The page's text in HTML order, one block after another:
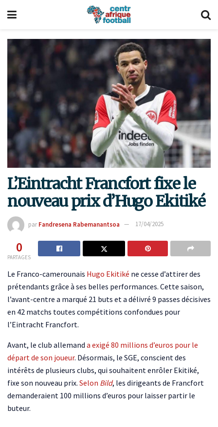
L’Eintracht Francfort fixe le
nouveau prix d’Hugo Ekitiké
par Fandresena Rabemanantsoa 17/04/2025
0
PARTAGES
Le Franco-camerounais Hugo Ekitiké ne cesse d’attirer des
prétendants grâce à ses belles performances. Cette saison,
l’avant-centre a marqué 21 buts et a délivré 9 passes décisives
en 42 matchs toutes compétitions confondues pour
l’Eintracht Francfort.
Avant, le club allemand a exigé 80 millions d’euros pour le
départ de son joueur. Désormais, le SGE, conscient des
intérêts de plusieurs clubs, qui souhaitent enrôler Ekitiké,
fixe son nouveau prix. Selon Bild, les dirigeants de Francfort
demanderaient 100 millions d’euros pour laisser partir le
buteur.